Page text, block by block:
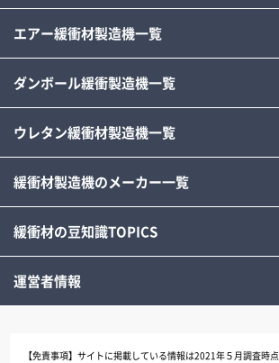
エアー緩衝材製造機一覧
ダンボール緩衝製造機一覧
ウレタン緩衝材製造機一覧
緩衝材製造機のメーカー一覧
緩衝材の豆知識TOPICS
運営者情報
【免責事項】サイトに掲載している情報は2021年５月調査時